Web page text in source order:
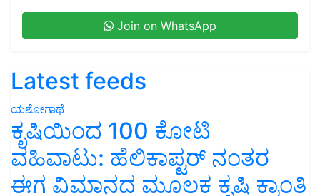
Join on WhatsApp
Latest feeds
ಯಶೋಗಾಥೆ
ಕೃಷಿಯಿಂದ 100 ಕೋಟಿ
ವಹಿವಾಟು: ಹೆಲಿಕಾಪ್ಟರ್ ನಂತರ
ಈಗ ವಿಮಾನದ ಮೂಲಕ ಕೃಷಿ ಕ್ರಾಂತಿ